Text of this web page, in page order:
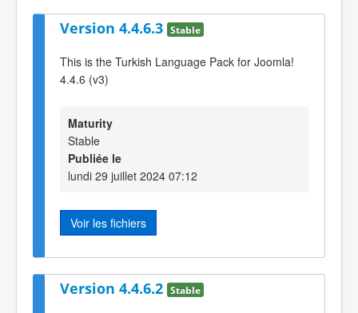
Version 4.4.6.3 Stable
This is the Turkish Language Pack for Joomla!
4.4.6 (v3)
Maturity
Stable
Publiée le
lundi 29 juillet 2024 07:12
Voir les fichiers
Version 4.4.6.2 Stable